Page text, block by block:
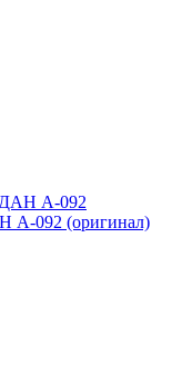
А-092 (оригинал)